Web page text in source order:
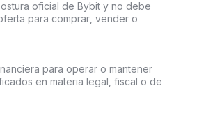
oficial de Bybit y no debe
para comprar, vender o
para operar o mantener
en materia legal, fiscal o de